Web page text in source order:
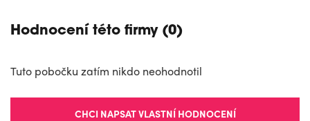
Hodnocení této firmy (0)
Tuto pobočku zatím nikdo neohodnotil
CHCI NAPSAT VLASTNÍ HODNOCENÍ